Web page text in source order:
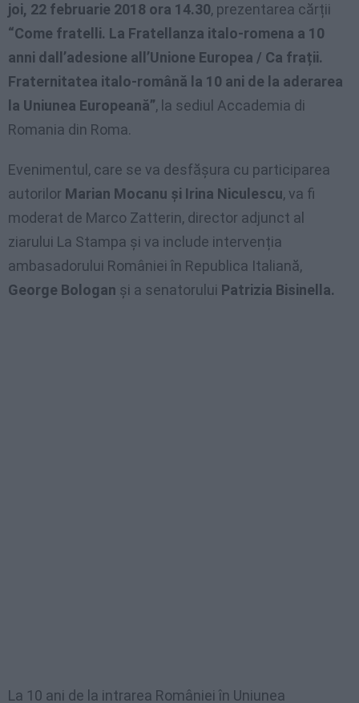
joi, 22 februarie 2018 ora 14.30, prezentarea cărții
“Come fratelli. La Fratellanza italo-romena a 10
anni dall’adesione all’Unione Europea / Ca frații.
Fraternitatea italo-română la 10 ani de la aderarea
la Uniunea Europeană”, la sediul Accademia di
Romania din Roma.
Evenimentul, care se va desfășura cu participarea
autorilor Marian Mocanu și Irina Niculescu, va fi
moderat de Marco Zatterin, director adjunct al
ziarului La Stampa și va include intervenția
ambasadorului României în Republica Italiană,
George Bologan și a senatorului Patrizia Bisinella.
La 10 ani de la intrarea României în Uniunea